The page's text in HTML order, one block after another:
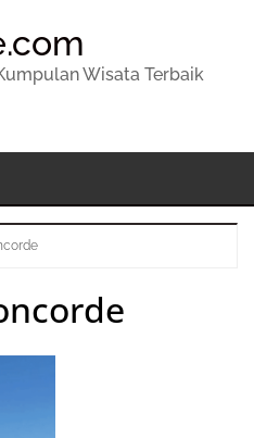
Wisata Terbaik